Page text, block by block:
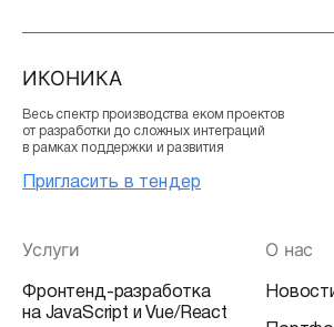
ИКОНИКА
Весь спектр производства еком проектов
от разработки до сложных интеграций
в рамках поддержки и развития
Пригласить в тендер
Услуги
Фронтенд-разработка
на JavaScript и Vue/React
О нас